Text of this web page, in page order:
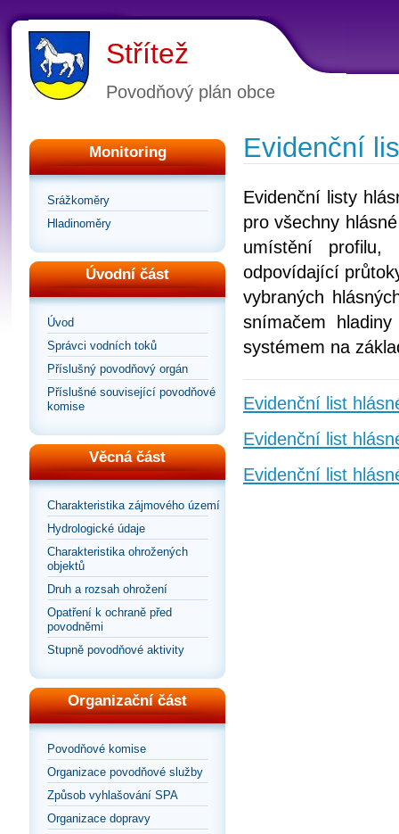
Střítež
Povodňový plán obce
Monitoring
Srážkoměry
Hladinoměry
Úvodní část
Úvod
Správci vodních toků
Příslušný povodňový orgán
Příslušné související povodňové
komise
Věcná část
Charakteristika zájmového území
Hydrologické údaje
Charakteristika ohrožených
objektů
Druh a rozsah ohrožení
Opatření k ochraně před
povodněmi
Stupně povodňové aktivity
Organizační část
Povodňové komise
Organizace povodňové služby
Způsob vyhlašování SPA
Organizace dopravy
Evidenční
Evidenční listy
pro všechny
umístění
odpovídající
vybraných
snímačem
systémem na
Evidenční list
Evidenční list
Evidenční list